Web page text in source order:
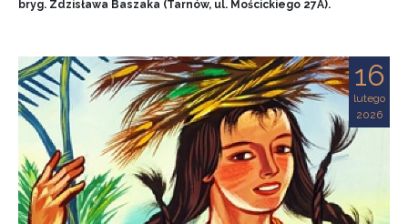
bryg. Zdzisława Baszaka (Tarnów, ul. Mościckiego 27A).
16
lutego
2026